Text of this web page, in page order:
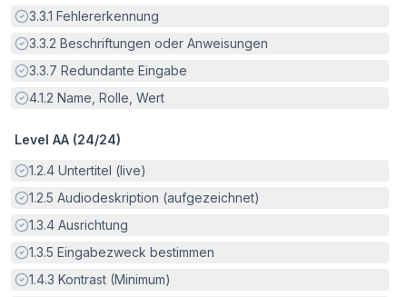
Erfüllt:
3.3.1 Fehlererkennung
Erfüllt:
3.3.2 Beschriftungen oder Anweisungen
Erfüllt:
3.3.7 Redundante Eingabe
Erfüllt:
4.1.2 Name, Rolle, Wert
Level AA (24/24)
Erfüllt:
1.2.4 Untertitel (live)
Erfüllt:
1.2.5 Audiodeskription (aufgezeichnet)
Erfüllt:
1.3.4 Ausrichtung
Erfüllt:
1.3.5 Eingabezweck bestimmen
Erfüllt:
1.4.3 Kontrast (Minimum)